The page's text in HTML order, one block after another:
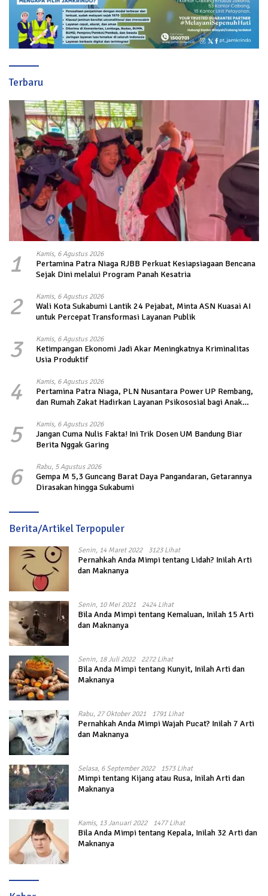
Terbaru
1 Kamis, 6 Agustus 2026
Pertamina Patra Niaga RJBB Perkuat Kesiapsiagaan Bencana
Sejak Dini melalui Program Panah Kesatria
2 Kamis, 6 Agustus 2026
Wali Kota Sukabumi Lantik 24 Pejabat, Minta ASN Kuasai AI
untuk Percepat Transformasi Layanan Publik
3 Kamis, 6 Agustus 2026
Ketimpangan Ekonomi Jadi Akar Meningkatnya Kriminalitas
Usia Produktif
4 Kamis, 6 Agustus 2026
Pertamina Patra Niaga, PLN Nusantara Power UP Rembang,
dan Rumah Zakat Hadirkan Layanan Psikososial bagi Anak
5 Kamis, 6 Agustus 2026
Jangan Cuma Nulis Fakta! Ini Trik Dosen UM Bandung Biar
Berita Nggak Garing
6 Rabu, 5 Agustus 2026
Gempa M 5,3 Guncang Barat Daya Pangandaran, Getarannya
Dirasakan hingga Sukabumi
Berita/Artikel Terpopuler
Senin, 14 Maret 2022 3123 Lihat
Pernahkah Anda Mimpi tentang Lidah? Inilah Arti
dan Maknanya
Senin, 10 Mei 2021 2424 Lihat
Bila Anda Mimpi tentang Kemaluan, Inilah 15 Arti
dan Maknanya
Senin, 18 Juli 2022 2272 Lihat
Bila Anda Mimpi tentang Kunyit, Inilah Arti dan
Maknanya
Rabu, 27 Oktober 2021 1791 Lihat
Pernahkah Anda Mimpi Wajah Pucat? Inilah 7 Arti
dan Maknanya
Selasa, 6 September 2022 1573 Lihat
Mimpi tentang Kijang atau Rusa, Inilah Arti dan
Maknanya
Kamis, 13 Januari 2022 1477 Lihat
Bila Anda Mimpi tentang Kepala, Inilah 32 Arti dan
Maknanya